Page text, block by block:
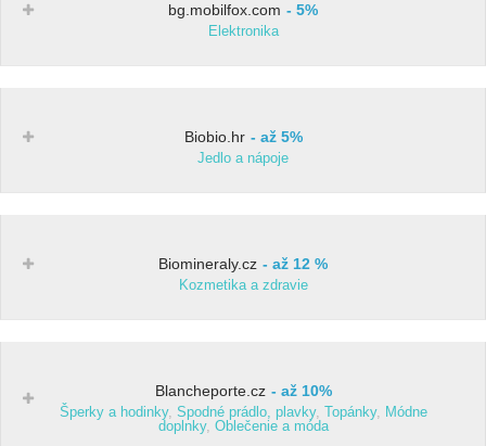
bg.mobilfox.com 5%
Elektronika
Biobio.hr až 5%
Jedlo a nápoje
Biomineraly.cz až 12 %
Kozmetika a zdravie
Blancheporte.cz až 10%
Šperky a hodinky, Spodné prádlo, plavky, Topánky, Módne
doplnky, Oblečenie a móda